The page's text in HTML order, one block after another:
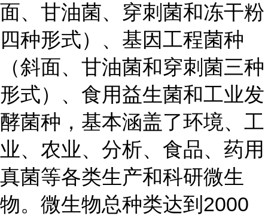
面、甘油菌、穿刺菌和冻干粉
四种形式）、基因工程菌种
（斜面、甘油菌和穿刺菌三种
形式）、食用益生菌和工业发
酵菌种，基本涵盖了环境、工
业、农业、分析、食品、药用
真菌等各类生产和科研微生
物。微生物总种类达到2000